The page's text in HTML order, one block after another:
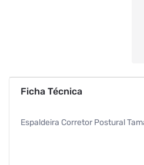
Ficha Técnica
Espaldeira Corretor Postural